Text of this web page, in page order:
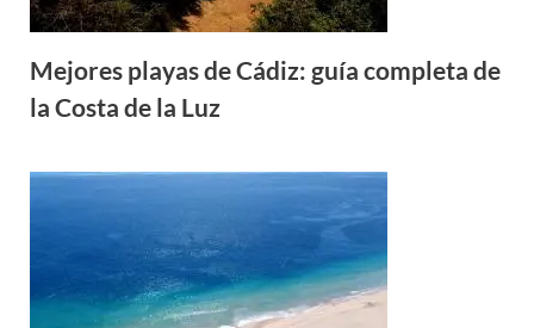
Mejores playas de Cádiz: guía completa de
la Costa de la Luz